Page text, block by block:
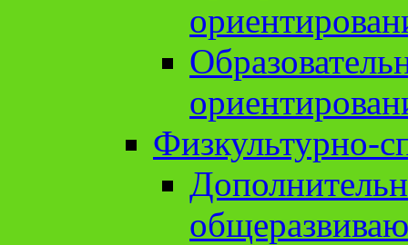
Физкультурно-